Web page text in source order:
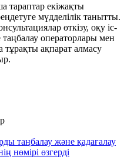
тараптар екіжақты
мүдделілік танытты.
өткізу, оқу іс-
операторлары мен
тұрақты ақпарат алмасу
таңбалау және қадағалау
нөмірі өзгерді